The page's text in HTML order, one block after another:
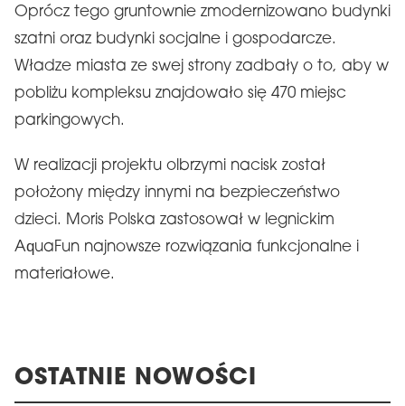
Oprócz tego gruntownie zmodernizowano budynki
szatni oraz budynki socjalne i gospodarcze.
Władze miasta ze swej strony zadbały o to, aby w
pobliżu kompleksu znajdowało się 470 miejsc
parkingowych.
W realizacji projektu olbrzymi nacisk został
położony między innymi na bezpieczeństwo
dzieci. Moris Polska zastosował w legnickim
AquaFun najnowsze rozwiązania funkcjonalne i
materiałowe.
OSTATNIE NOWOŚCI